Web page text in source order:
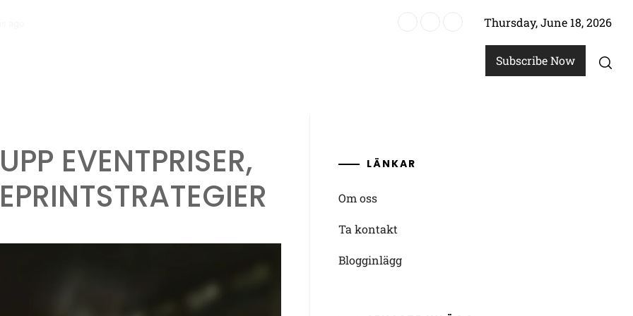
Thursday, June 18, 2026
Subscribe Now
EVENTPRISER,
LÄNKAR
Om oss
Ta kontakt
Blogginlägg